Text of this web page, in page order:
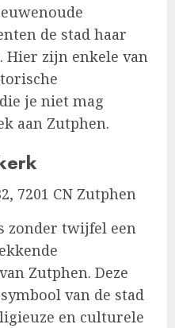
de stad haar
Hier zijn enkele van
je niet mag
aan Zutphen.
7201 CN Zutphen
zonder twijfel een
Zutphen. Deze
van de stad
en culturele